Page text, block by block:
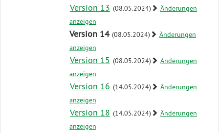
Version 13 (08.05.2024)
Änderungen
anzeigen
Version 14 (08.05.2024)
Änderungen
anzeigen
Version 15 (08.05.2024)
Änderungen
anzeigen
Version 16 (14.05.2024)
Änderungen
anzeigen
Version 18 (14.05.2024)
Änderungen
anzeigen